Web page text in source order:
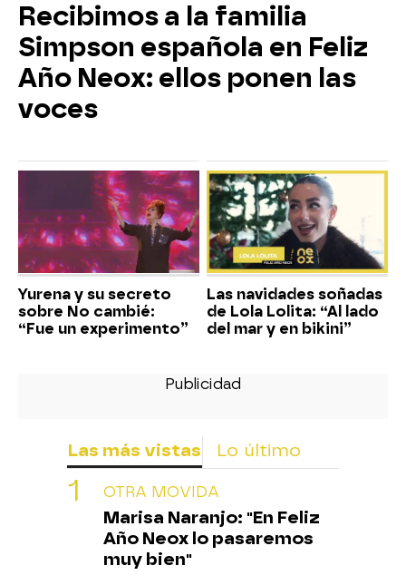
Recibimos a la familia
Simpson española en Feliz
Año Neox: ellos ponen las
voces
Yurena y su secreto
sobre No cambié:
“Fue un experimento”
Las navidades soñadas
de Lola Lolita: “Al lado
del mar y en bikini”
Las más vistas Lo último
OTRA MOVIDA
Marisa Naranjo: "En Feliz
Año Neox lo pasaremos
muy bien"